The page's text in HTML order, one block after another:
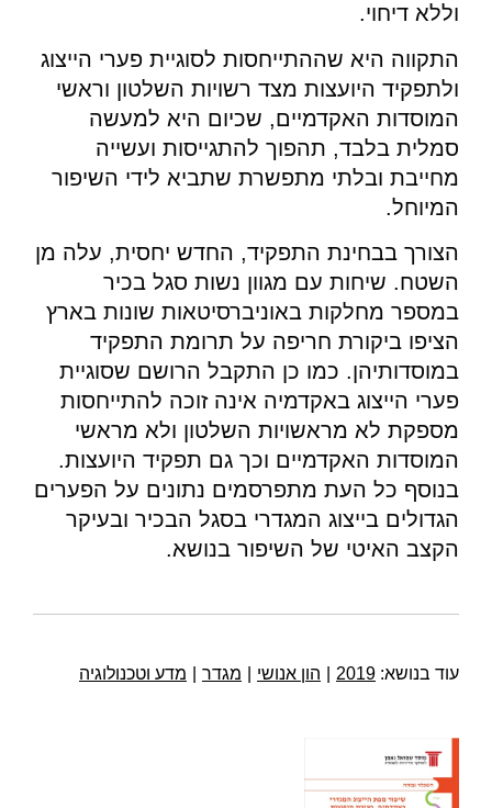
וללא דיחוי.
התקווה היא שההתייחסות לסוגיית פערי הייצוג
ולתפקיד היועצות מצד רשויות השלטון וראשי
המוסדות האקדמיים, שכיום היא למעשה
סמלית בלבד, תהפוך להתגייסות ועשייה
מחייבת ובלתי מתפשרת שתביא לידי השיפור
המיוחל.
הצורך בבחינת התפקיד, החדש יחסית, עלה מן
השטח. שיחות עם מגוון נשות סגל בכיר
במספר מחלקות באוניברסיטאות שונות בארץ
הציפו ביקורת חריפה על תרומת התפקיד
במוסדותיהן. כמו כן התקבל הרושם שסוגיית
פערי הייצוג באקדמיה אינה זוכה להתייחסות
מספקת לא מראשויות השלטון ולא מראשי
המוסדות האקדמיים וכך גם תפקיד היועצות.
בנוסף כל העת מתפרסמים נתונים על הפערים
הגדולים בייצוג המגדרי בסגל הבכיר ובעיקר
הקצב האיטי של השיפור בנושא.
עוד בנושא: 2019 הון אנושי מגדר מדע וטכנולוגיה